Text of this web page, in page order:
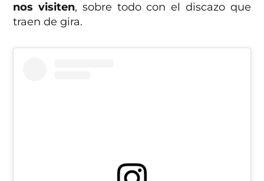
nos visiten, sobre todo con el discazo que
traen de gira.